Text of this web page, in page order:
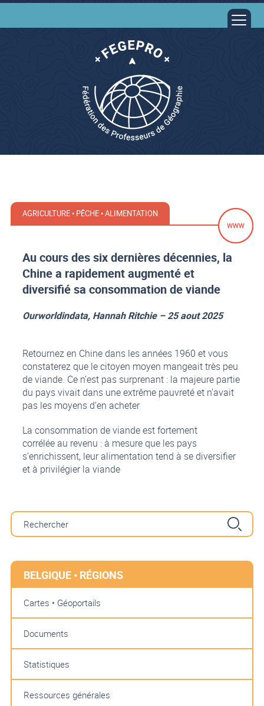
AGRICULTURE • PÊCHE • ALIMENTATION
Au cours des six dernières décennies, la
Chine a rapidement augmenté et
diversifié sa consommation de viande
Ourworldindata, Hannah Ritchie – 25 aout 2025
Retournez en Chine dans les années 1960 et vous
constaterez que le citoyen moyen mangeait très peu
de viande. Ce n’est pas surprenant : la majeure partie
du pays vivait dans une extrême pauvreté et n’avait
pas les moyens d’en acheter
La consommation de viande est fortement
corrélée au revenu : à mesure que les pays
s’enrichissent, leur alimentation tend à se diversifier
et à privilégier la viande
BELGIQUE • RÉGIONS
Cartes • Géoportails
Documents
Statistiques
Ressources générales